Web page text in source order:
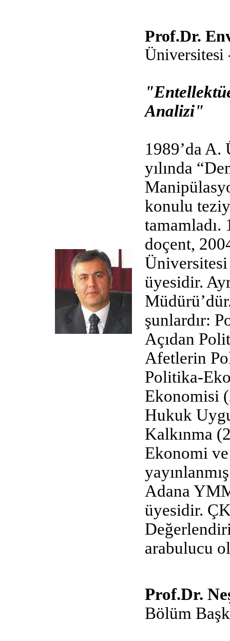
Prof.Dr.
Analizi"
1989’da A.
yılında
konulu
tamamladı.
doçent,
üyesidir.
şunlardır:
Açıdan
Afetlerin
Politika-
Ekonomisi
Hukuk
Kalkınma
Ekonomi
Adana
üyesidir.
arabulucu
Prof.Dr.
Bölüm